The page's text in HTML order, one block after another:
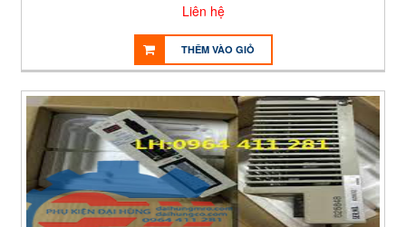
Liên hệ
THÊM VÀO GIỎ